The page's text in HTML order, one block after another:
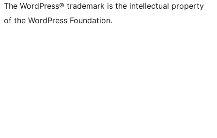
The WordPress® trademark is the intellectual property
of the WordPress Foundation.